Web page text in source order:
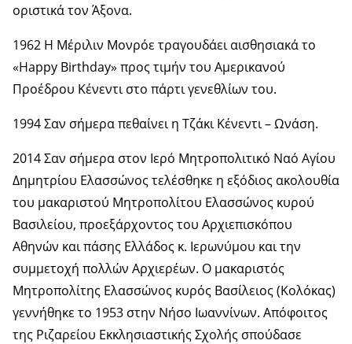
οριστικά τον Άξονα.
1962 Η Μέριλιν Μονρόε τραγουδάει αισθησιακά το
«Happy Birthday» προς τιμήν του Αμερικανού
Προέδρου Κένεντι στο πάρτι γενεθλίων του.
1994 Σαν σήμερα πεθαίνει η Τζάκι Κένεντι – Ωνάση.
2014 Σαν σήμερα στον Ιερό Μητροπολιτικό Ναό Αγίου
Δημητρίου Ελασσώνος τελέσθηκε η εξόδιος ακολουθία
του μακαριστού Μητροπολίτου Ελασσώνος κυρού
Βασιλείου, προεξάρχοντος του Αρχιεπισκόπου
Αθηνών και πάσης Ελλάδος κ. Ιερωνύμου και την
συμμετοχή πολλών Αρχιερέων. Ο μακαριστός
Μητροπολίτης Ελασσώνος κυρός Βασίλειος (Κολόκας)
γεννήθηκε το 1953 στην Νήσο Ιωαννίνων. Απόφοιτος
της Ριζαρείου Εκκλησιαστικής Σχολής σπούδασε